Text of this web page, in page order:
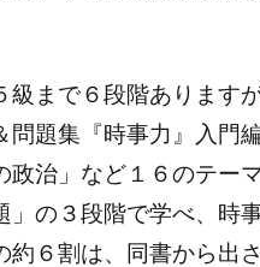
まで６段階あります
問題集『時事力』入門
政治」など１６のテー
」の３段階で学べ、
約６割は、同書から出